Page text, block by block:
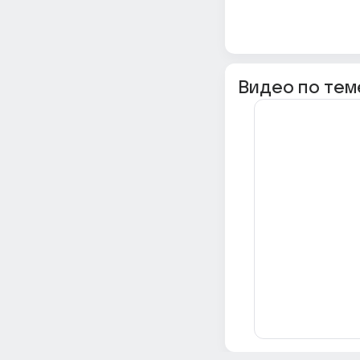
Видео по